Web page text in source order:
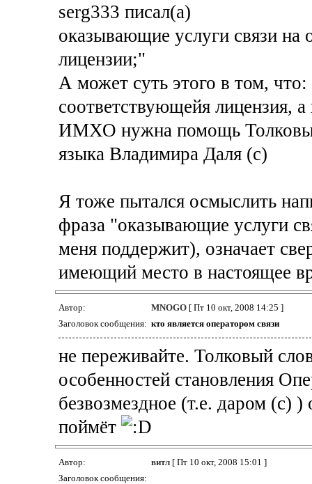
serg333 писал(а)
оказывающие услуги связи на
лицензии;"
А может суть этого в том, что:
соответствующейя лицензия,
ИМХО нужна помощь Толковый
языка Владимира Даля (с)
Я тоже пытался осмыслить
фраза "оказывающие услуги
меня поддержит), означает
имеющий место в настоящее
Автор: MNOGO[ Пт 10 окт, 2008 14:25 ]
Заголовок сообщения: кто является оператором связи
не переживайте. Толковый
особенностей становления
безвозмездное (т.е. даром (с) )
поймёт
Автор: витл[ Пт 10 окт, 2008 15:01 ]
Заголовок сообщения: